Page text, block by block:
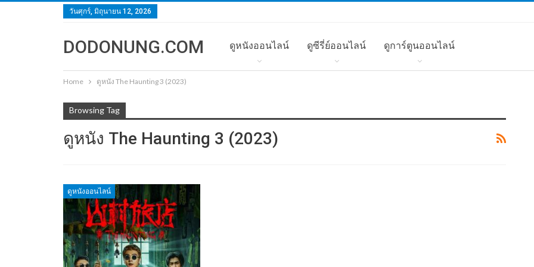
วันศุกร์, มิถุนายน 12, 2026
DODONUNG.COM ดูหนังออนไลน์ ดูซีรี่ย์ออนไลน์ ดูการ์ตูนออนไลน์
Home ดูหนัง The Haunting 3 (2023)
Browsing Tag
ดูหนัง The Haunting 3 (2023)
ดูหนังออนไลน์